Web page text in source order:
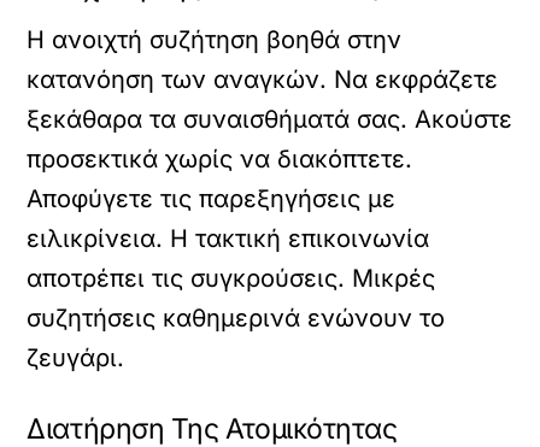
Η ανοιχτή συζήτηση βοηθά στην
κατανόηση των αναγκών. Να εκφράζετε
ξεκάθαρα τα συναισθήματά σας. Ακούστε
προσεκτικά χωρίς να διακόπτετε.
Αποφύγετε τις παρεξηγήσεις με
ειλικρίνεια. Η τακτική επικοινωνία
αποτρέπει τις συγκρούσεις. Μικρές
συζητήσεις καθημερινά ενώνουν το
ζευγάρι.
Διατήρηση Της Ατομικότητας